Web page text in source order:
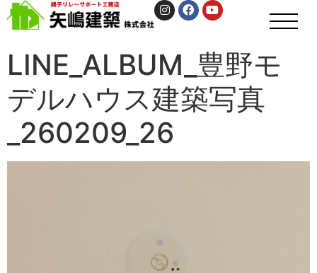
LINE_ALBUM_豊野モ
デルハウス建築写真
_260209_26